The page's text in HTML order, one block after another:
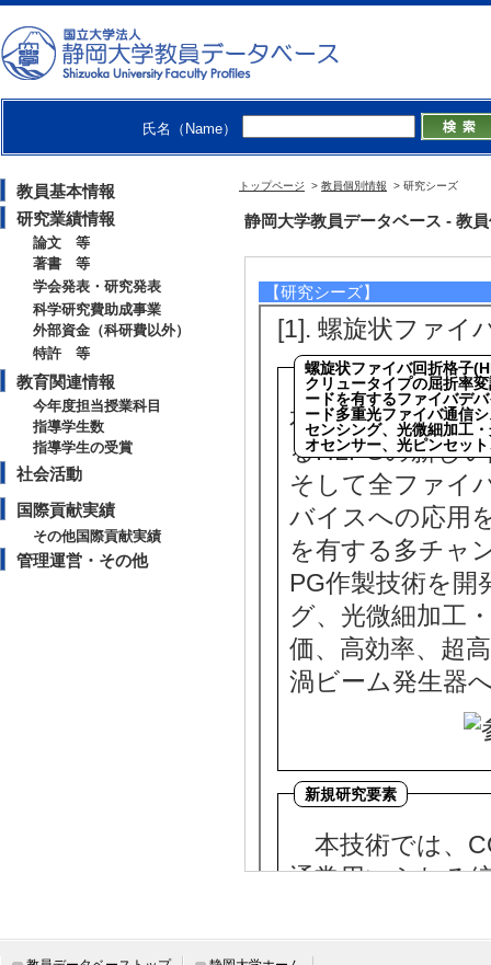
氏名（Name）
教員基本情報
研究業績情報
論文 等
著書 等
学会発表・研究発表
科学研究費助成事業
外部資金（科研費以外）
特許 等
教育関連情報
今年度担当授業科目
指導学生数
指導学生の受賞
社会活動
国際貢献実績
その他国際貢献実績
管理運営・その他
トップページ > 教員個別情報 > 研究シーズ
静岡大学教員データベース - 教
【研究シーズ】
[1]. 螺旋状ファイ
本研究では、異
るHLPGの新し
そして全ファイ
バイスへの応用
を有する多チャ
PG作製技術を
グ、光微細加工
価、高効率、超
渦ビーム発生器
本技術では、
通常用いられる
いHLPGの作製